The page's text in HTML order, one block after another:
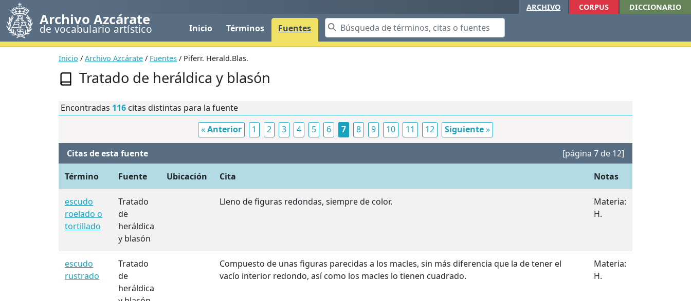
Archivo Azcárate
de vocabulario artístico Inicio Términos Fuentes
ARCHIVO CORPUS DICCIONARIO
Inicio / Archivo Azcárate / Fuentes / Piferr. Herald.Blas.
Tratado de heráldica y blasón
Encontradas 116 citas distintas para la fuente
«Anterior 1 2 3 4 5 6 7 8 9 10 11 12 Siguiente»
Citas de esta fuente [página 7 de 12]
Término Fuente Ubicación Cita Notas
escudo
roelado o
tortillado
Tratado
de
heráldica
y blasón
Lleno de figuras redondas, siempre de color.
Materia:
H.
escudo
rustrado
Tratado
de
heráldica
Compuesto de unas figuras parecidas a los macles, sin más diferencia que la de tener el
vacío interior redondo, así como los macles lo tienen cuadrado.
Materia:
H.